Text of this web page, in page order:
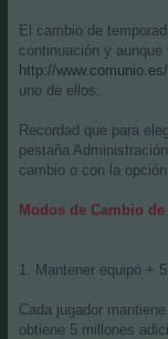
s
a
j
e
El cambio de
continuación y aunque
http://
uno de ellos.
Recordad que para
pestaña
cambio o con la
Modos de Cambio
1. Mantener equipo +
Cada jugador
obtiene 5 millones